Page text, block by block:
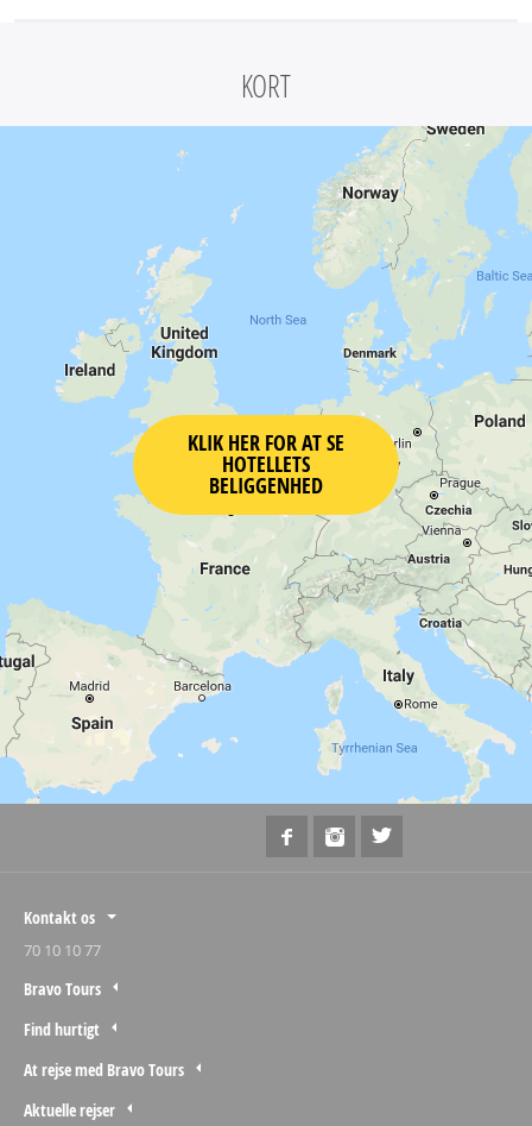
KORT
KLIK HER FOR AT SE
HOTELLETS
BELIGGENHED
Kontakt os
70 10 10 77
Bravo Tours
Find hurtigt
At rejse med Bravo Tours
Aktuelle rejser